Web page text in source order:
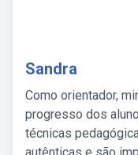
Sandra
Como orientador,
progresso dos
técnicas